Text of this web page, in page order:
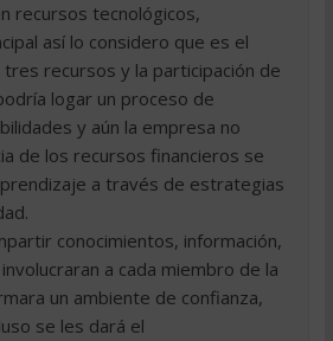
recursos tecnológicos,
así lo considero que es el
tres recursos y la participación de
logar un proceso de
y aún la empresa no
de los recursos financieros se
a través de estrategias
conocimientos, información,
a cada miembro de la
un ambiente de confianza,
se les dará el